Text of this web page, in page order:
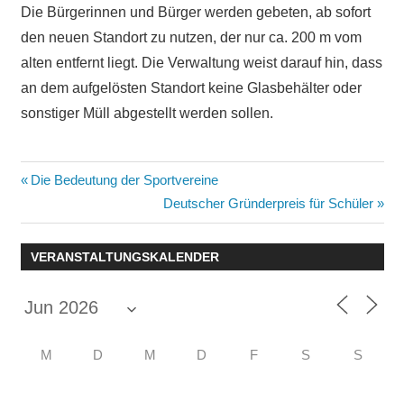
Die Bürgerinnen und Bürger werden gebeten, ab sofort
den neuen Standort zu nutzen, der nur ca. 200 m vom
alten entfernt liegt. Die Verwaltung weist darauf hin, dass
an dem aufgelösten Standort keine Glasbehälter oder
sonstiger Müll abgestellt werden sollen.
Beitragsnavigation
Vorheriger
Die Bedeutung der Sportvereine
Nächster
Beitrag:
Deutscher Gründerpreis für Schüler
VERANSTALTUNGSKALENDER
M D M D F S S